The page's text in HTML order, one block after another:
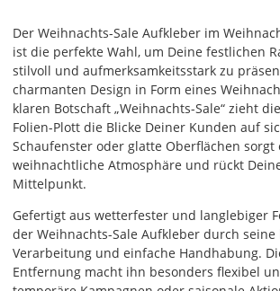
die
Farben
frei
kombinieren.
Wählst
Du
in
allen
Farbfeldern
die
gleiche
Farbe,
wird
ein
Der Weihnachts-Sale Aufkleber im
ist die perfekte Wahl, um Deine festlichen
stilvoll und aufmerksamkeitsstark zu
charmanten Design in Form eines
klaren Botschaft „Weihnachts-Sale“ zieht
Folien-Plott die Blicke Deiner Kunden auf
Schaufenster oder glatte Oberflächen sorgt
weihnachtliche Atmosphäre und rückt
Mittelpunkt.
Gefertigt aus wetterfester und langlebiger
der Weihnachts-Sale Aufkleber durch seine
Verarbeitung und einfache Handhabung.
Entfernung macht ihn besonders flexibel